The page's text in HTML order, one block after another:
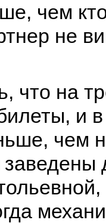
чем
не
что на
и
чем